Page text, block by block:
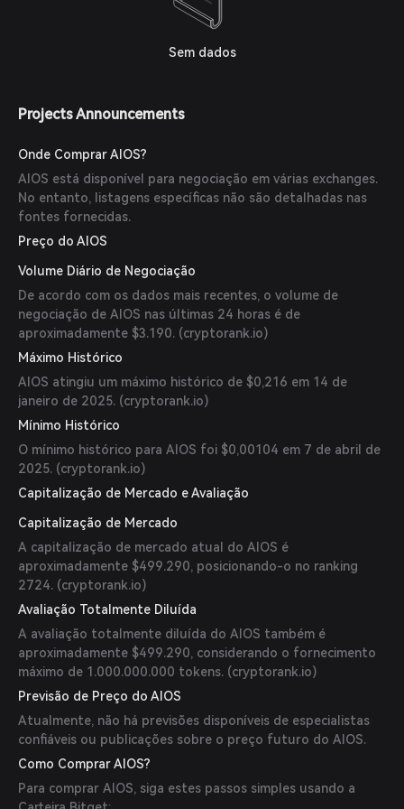
Sem dados
Projects Announcements
Onde Comprar AIOS?
AIOS está disponível para negociação em várias exchanges.
No entanto, listagens específicas não são detalhadas nas
fontes fornecidas.
Preço do AIOS
Volume Diário de Negociação
De acordo com os dados mais recentes, o volume de
negociação de AIOS nas últimas 24 horas é de
aproximadamente $3.190. (cryptorank.io)
Máximo Histórico
AIOS atingiu um máximo histórico de $0,216 em 14 de
janeiro de 2025. (cryptorank.io)
Mínimo Histórico
O mínimo histórico para AIOS foi $0,00104 em 7 de abril de
2025. (cryptorank.io)
Capitalização de Mercado e Avaliação
Capitalização de Mercado
A capitalização de mercado atual do AIOS é
aproximadamente $499.290, posicionando-o no ranking
2724. (cryptorank.io)
Avaliação Totalmente Diluída
A avaliação totalmente diluída do AIOS também é
aproximadamente $499.290, considerando o fornecimento
máximo de 1.000.000.000 tokens. (cryptorank.io)
Previsão de Preço do AIOS
Atualmente, não há previsões disponíveis de especialistas
confiáveis ou publicações sobre o preço futuro do AIOS.
Como Comprar AIOS?
Para comprar AIOS, siga estes passos simples usando a